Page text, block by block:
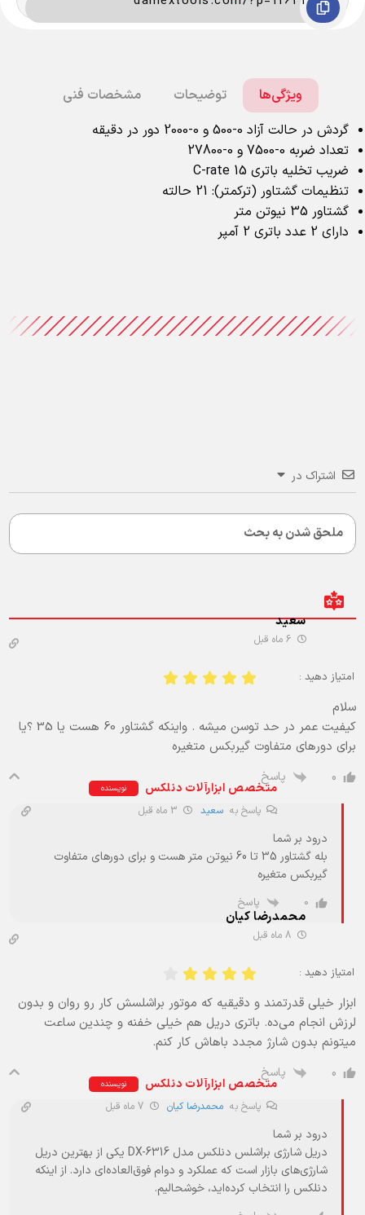
ویژگی‌ها توضیحات
مشخصات فنی
گردش در حالت آزاد 0-500 و 0-2000 دور در دقیقه
تعداد ضربه 0-7500 و 0-27800
ضریب تخلیه باتری 15 C-rate
تنظیمات گشتاور (ترکمتر): 21 حالته
گشتاور 35 نیوتن متر
دارای 2 عدد باتری 2 آمپر
اشتراک در
سعید
امتیاز دهید :
سلام
کیفیت عمر در حد توسن میشه . واینکه گشتاور 60 هست یا 35 ؟یا
برای دورهای متفاوت گیربکس متغیره
0 پاسخ
متخصص ابزارآلات دنلکس نویسنده
پاسخ به سعید
درود بر شما
بله گشتاور 35 تا 60 نیوتن متر هست و برای دورهای متفاوت
گیربکس متغیره
0 پاسخ
محمدرضا کیان
امتیاز دهید :
ابزار خیلی قدرتمند و دقیقیه که موتور براشلسش کار رو روان و بدون
لرزش انجام می‌ده. باتری دریل هم خیلی خفنه و چندین ساعت
میتونم بدون شارژ مجدد باهاش کار کنم.
0 پاسخ
متخصص ابزارآلات دنلکس نویسنده
پاسخ به محمدرضا کیان
درود بر شما
دریل شارژی براشلس دنلکس مدل DX-6316 یکی از بهترین دریل
شارژی‌های بازار است که عملکرد و دوام فوق‌العاده‌ای دارد. از اینکه
دنلکس را انتخاب کرده‌اید، خوشحالیم.